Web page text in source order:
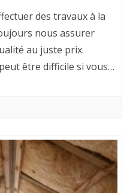
des travaux à la
nous assurer
au juste prix.
être difficile si vous…